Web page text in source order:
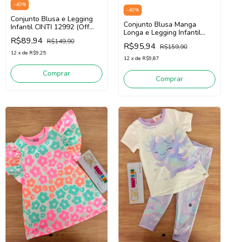
-40%
Conjunto Blusa e Legging
Infantil CINTI 12992 (Off
White /Rosa)
R$89,94 R$149,90
12 x de R$9,25
Comprar
-40%
Conjunto Blusa Manga
Longa e Legging Infantil
Cinti 12911 (Off
White/Rosa)
R$95,94 R$159,90
12 x de R$9,87
Comprar